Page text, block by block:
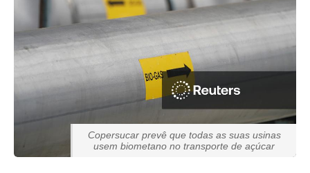
Copersucar prevê que todas as suas usinas
usem biometano no transporte de açúcar